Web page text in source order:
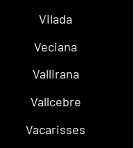
Vilada
Veciana
Vallirana
Vallcebre
Vacarisses